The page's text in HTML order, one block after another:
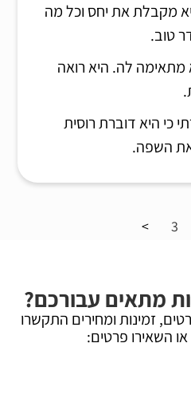
מקבלת את יחס וכל מה
טוב.
מתאימה לה. היא רואה
כי היא דוברת רוסית
את השפה.
3
מתאים עבורכם?
זמינות ומחירים התקשרו
או השאירו פרטים: